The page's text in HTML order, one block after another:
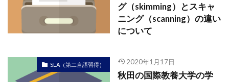
グ（skimming）とスキャ
ニング（scanning）の違い
について
SLA（第二言語習得） 2020年1月17日
秋田の国際教養大学の学